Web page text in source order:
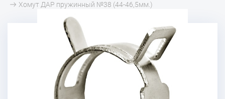
Хомут ДАР пружинный №38 (44-46,5мм.)